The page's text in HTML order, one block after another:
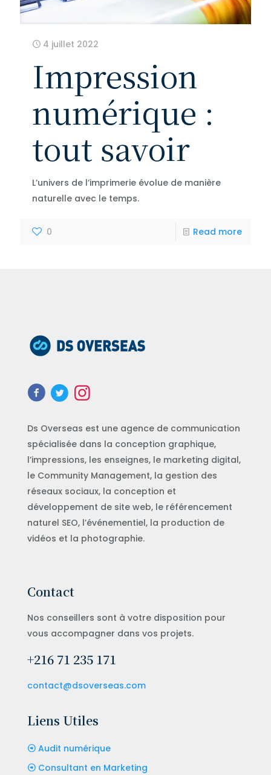
4 juillet 2022
Impression
numérique :
tout savoir
L’univers de l’imprimerie évolue de manière
naturelle avec le temps.
0 Read more
Ds Overseas est une agence de communication
spécialisée dans la conception graphique,
l’impressions, les enseignes, le marketing digital,
le Community Management, la gestion des
réseaux sociaux, la conception et
développement de site web, le référencement
naturel SEO, l’événementiel, la production de
vidéos et la photographie.
Contact
Nos conseillers sont à votre disposition pour
vous accompagner dans vos projets.
+216 71 235 171
contact@dsoverseas.com
Liens Utiles
Audit numérique
Consultant en Marketing